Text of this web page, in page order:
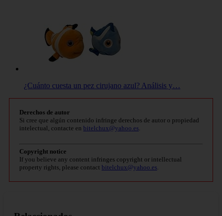
¿Cuánto cuesta un pez cirujano azul? Análisis y…
Derechos de autor
Si cree que algún contenido infringe derechos de autor o propiedad
intelectual, contacte en bitelchux@yahoo.es.
Copyright notice
If you believe any content infringes copyright or intellectual
property rights, please contact bitelchux@yahoo.es.